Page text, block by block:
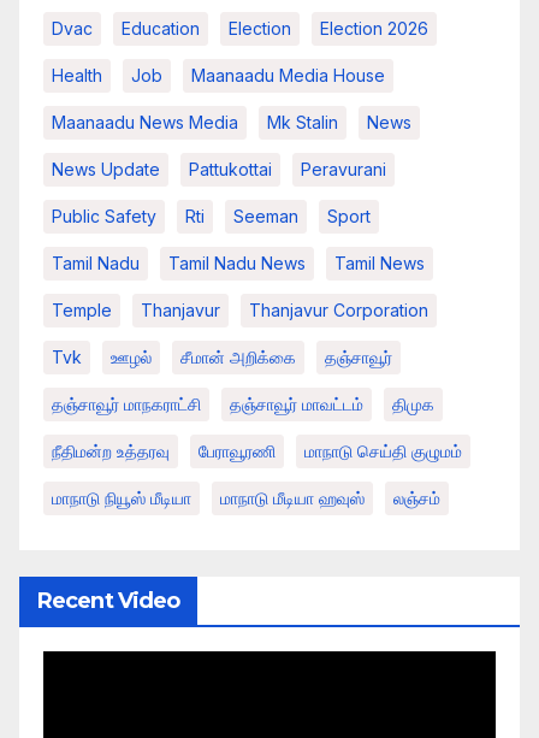
Dvac Education Election Election 2026
Health Job Maanaadu Media House
Maanaadu News Media Mk Stalin News
News Update Pattukottai Peravurani
Public Safety Rti Seeman Sport
Tamil Nadu Tamil Nadu News Tamil News
Temple Thanjavur Thanjavur Corporation
Tvk ஊழல் சீமான் அறிக்கை தஞ்சாவூர்
தஞ்சாவூர் மாநகராட்சி தஞ்சாவூர் மாவட்டம் திமுக
நீதிமன்ற உத்தரவு பேராவூரணி மாநாடு செய்தி குழுமம்
மாநாடு நியூஸ் மீடியா மாநாடு மீடியா ஹவுஸ் லஞ்சம்
Recent Video